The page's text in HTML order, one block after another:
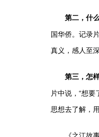
第二，什
国华侨。记录
真义，感人至深
第三，怎
片中说，“想
思想去了解，